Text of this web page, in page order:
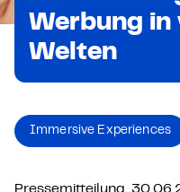
Werbung in
Welten
Immersive Experiences
Pressemitteilung,